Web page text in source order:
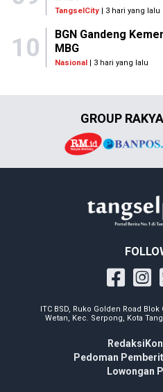
TangselCity| 3 hari yang lalu
10
BGN Gandeng
MBG
Nasional| 3 hari yang lalu
GROUP
ITC BSD, Ruko Golden Road
Wetan, Kec. Serpong, Kota
Redaksi
Pedoman
Lowongan